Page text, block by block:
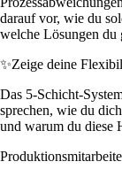
darauf vor, wie du
welche Lösungen du
✨Zeige deine
Das 5-Schicht-
sprechen, wie du
und warum du diese